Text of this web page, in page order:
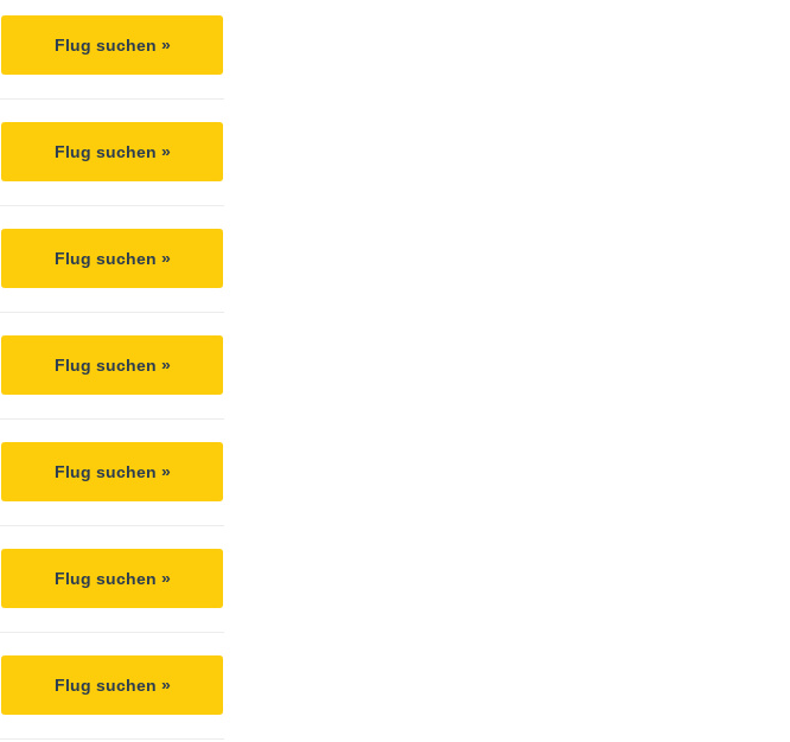
Flug suchen »
Flug suchen »
Flug suchen »
Flug suchen »
Flug suchen »
Flug suchen »
Flug suchen »